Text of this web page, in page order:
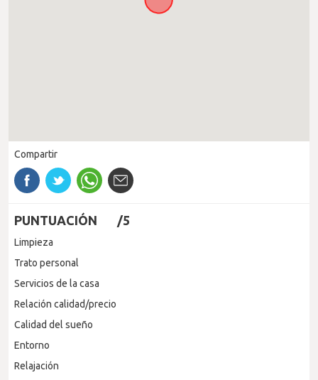
Compartir
PUNTUACIÓN /5
Limpieza
Trato personal
Servicios de la casa
Relación calidad/precio
Calidad del sueño
Entorno
Relajación